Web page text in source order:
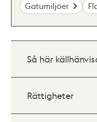
Gatumiljöer
Så här
Rättigheter